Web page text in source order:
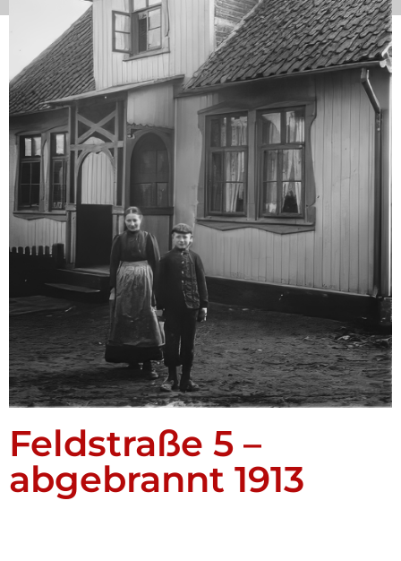
Feldstraße 5 –
abgebrannt 1913